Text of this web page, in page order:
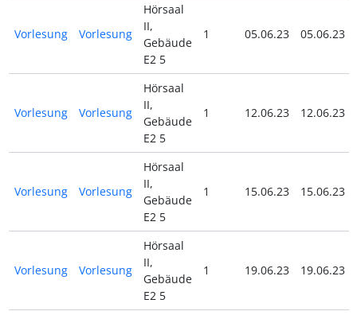
Vorlesung Vorlesung
Hörsaal
II,
Gebäude
E2 5
1 05.06.23 05.06.23
Vorlesung Vorlesung
Hörsaal
II,
Gebäude
E2 5
1 12.06.23 12.06.23
Vorlesung Vorlesung
Hörsaal
II,
Gebäude
E2 5
1 15.06.23 15.06.23
Vorlesung Vorlesung
Hörsaal
II,
Gebäude
E2 5
1 19.06.23 19.06.23